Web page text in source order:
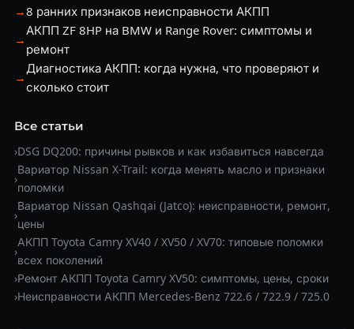
→8 ранних признаков неисправности АКПП
→
АКПП ZF 8HP на BMW и Range Rover: симптомы и
ремонт
→
Диагностика АКПП: когда нужна, что проверяют и
сколько стоит
Все статьи
›DSG DQ200: причины рывков и как избавиться навсегда
›
Вариатор Nissan X-Trail: когда менять масло и признаки
поломки
›
Вариатор Nissan Qashqai (Jatco): неисправности, ремонт,
цены
›
АКПП Toyota Camry XV40 / XV50 / XV70: типовые поломки
всех поколений
›Ремонт АКПП Toyota Camry XV50: симптомы, цены, сроки
›Неисправности АКПП Mercedes-Benz 722.6 / 722.9 / 725.0